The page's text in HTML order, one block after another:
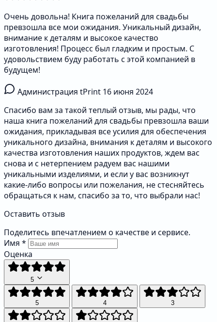
Очень довольна! Книга пожеланий для свадьбы
превзошла все мои ожидания. Уникальный дизайн,
внимание к деталям и высокое качество
изготовления! Процесс был гладким и простым. С
удовольствием буду работать с этой компанией в
будущем!
Администрация tPrint 16 июня 2024
Спасибо вам за такой теплый отзыв, мы рады, что
наша книга пожеланий для свадьбы превзошла ваши
ожидания, прикладывая все усилия для обеспечения
уникального дизайна, внимания к деталям и высокого
качества изготовления наших продуктов, ждем вас
снова и с нетерпением радуем вас нашими
уникальными изделиями, и если у вас возникнут
какие-либо вопросы или пожелания, не стесняйтесь
обращаться к нам, спасибо за то, что выбрали нас!
Оставить отзыв
Поделитесь впечатлением о качестве и сервисе.
Имя *
Оценка
5
5 4 3